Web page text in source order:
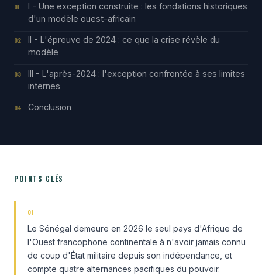
01
I - Une exception construite : les fondations historiques
d'un modèle ouest-africain
02
II - L'épreuve de 2024 : ce que la crise révèle du
modèle
03
III - L'après-2024 : l'exception confrontée à ses limites
internes
04 Conclusion
POINTS CLÉS
01
Le Sénégal demeure en 2026 le seul pays d'Afrique de
l'Ouest francophone continentale à n'avoir jamais connu
de coup d'État militaire depuis son indépendance, et
compte quatre alternances pacifiques du pouvoir.